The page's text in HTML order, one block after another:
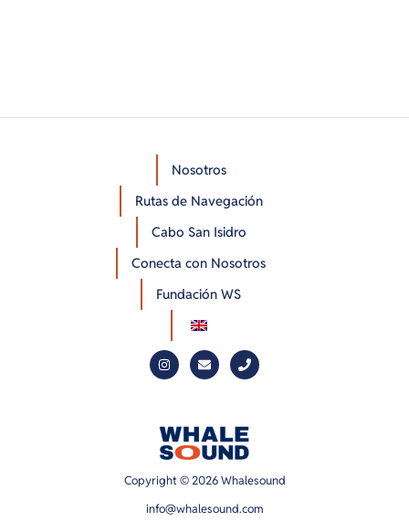
Nosotros
Rutas de Navegación
Cabo San Isidro
Conecta con Nosotros
Fundación WS
Copyright © 2026 Whalesound
info@whalesound.com